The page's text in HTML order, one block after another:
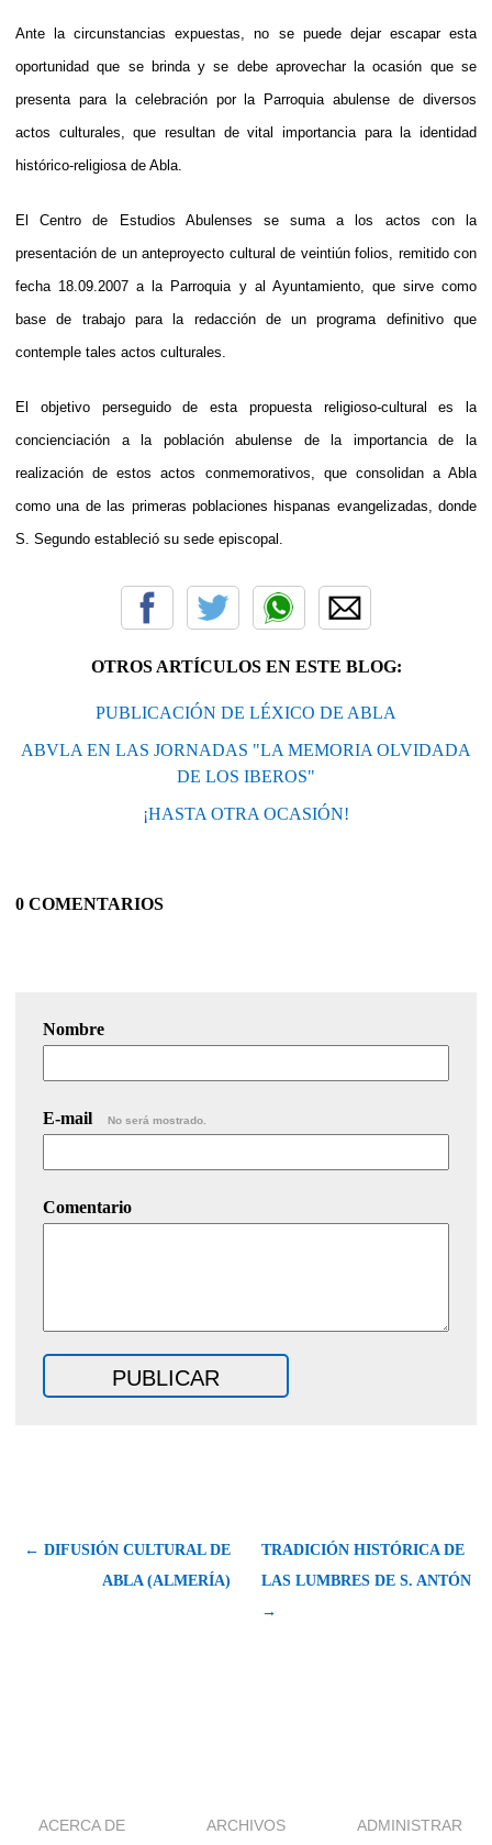
Ante la circunstancias expuestas, no se puede dejar escapar esta
oportunidad que se brinda y se debe aprovechar la ocasión que se
presenta para la celebración por la Parroquia abulense de diversos
actos culturales, que resultan de vital importancia para la identidad
histórico-religiosa de Abla.
El Centro de Estudios Abulenses se suma a los actos con la
presentación de un anteproyecto cultural de veintiún folios, remitido con
fecha 18.09.2007 a la Parroquia y al Ayuntamiento, que sirve como
base de trabajo para la redacción de un programa definitivo que
contemple tales actos culturales.
El objetivo perseguido de esta propuesta religioso-cultural es la
concienciación a la población abulense de la importancia de la
realización de estos actos conmemorativos, que consolidan a Abla
como una de las primeras poblaciones hispanas evangelizadas, donde
S. Segundo estableció su sede episcopal.
OTROS ARTÍCULOS EN ESTE BLOG:
PUBLICACIÓN DE LÉXICO DE ABLA
ABVLA EN LAS JORNADAS "LA MEMORIA OLVIDADA
DE LOS IBEROS"
¡HASTA OTRA OCASIÓN!
0 COMENTARIOS
Nombre
E-mail No será mostrado.
Comentario
← DIFUSIÓN CULTURAL DE
ABLA (ALMERÍA)
TRADICIÓN HISTÓRICA DE
LAS LUMBRES DE S. ANTÓN
→
ACERCA DE ARCHIVOS ADMINISTRAR